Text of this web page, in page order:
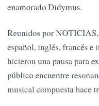
enamorado Didymus.
Reunidos por
español, inglés, francés e
hicieron una pausa para
público encuentre
musical compuesta hace